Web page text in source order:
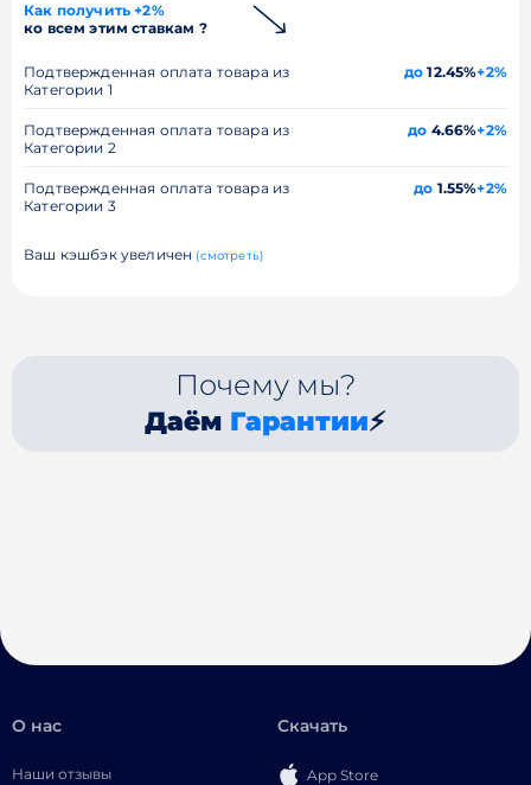
Как получить +2%
ко всем этим ставкам ?
Подтвержденная оплата товара из
Категории 1
до 12.45%+2%
Подтвержденная оплата товара из
Категории 2
до 4.66%+2%
Подтвержденная оплата товара из
Категории 3
до 1.55%+2%
Ваш кэшбэк увеличен (смотреть)
Почему мы?
Даём Гарантии⚡
О нас
Наши отзывы
Скачать
App Store